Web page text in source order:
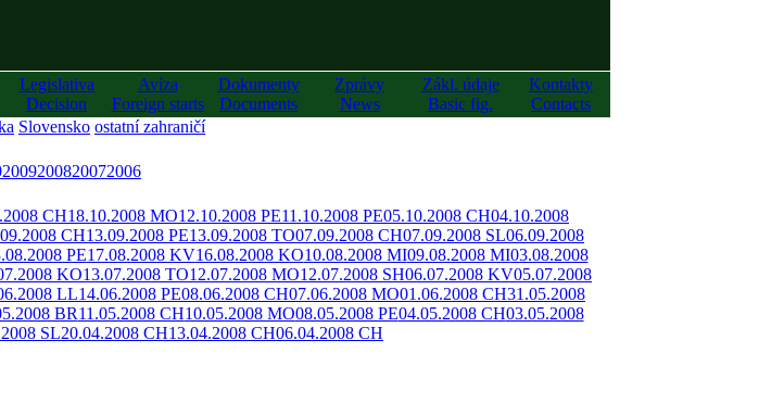
Legislativa
Decision
Avíza
Foreign starts
Dokumenty
Documents
Zprávy
News
Zákl. údaje
Basic fig.
Kontakty
Contacts
Slovensko ostatní zahraničí
2009200820072006
CH18.10.2008 MO12.10.2008 PE11.10.2008 PE05.10.2008 CH04.10.2008
CH13.09.2008 PE13.09.2008 TO07.09.2008 CH07.09.2008 SL06.09.2008
PE17.08.2008 KV16.08.2008 KO10.08.2008 MI09.08.2008 MI03.08.2008
KO13.07.2008 TO12.07.2008 MO12.07.2008 SH06.07.2008 KV05.07.2008
LL14.06.2008 PE08.06.2008 CH07.06.2008 MO01.06.2008 CH31.05.2008
BR11.05.2008 CH10.05.2008 MO08.05.2008 PE04.05.2008 CH03.05.2008
SL20.04.2008 CH13.04.2008 CH06.04.2008 CH